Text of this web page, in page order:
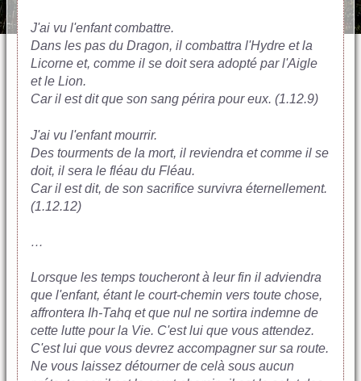
J'ai vu l'enfant combattre.
Dans les pas du Dragon, il combattra l'Hydre et la
Licorne et, comme il se doit sera adopté par l'Aigle
et le Lion.
Car il est dit que son sang périra pour eux. (1.12.9)
J'ai vu l'enfant mourrir.
Des tourments de la mort, il reviendra et comme il se
doit, il sera le fléau du Fléau.
Car il est dit, de son sacrifice survivra éternellement.
(1.12.12)
…
Lorsque les temps toucheront à leur fin il adviendra
que l'enfant, étant le court-chemin vers toute chose,
affrontera Ih-Tahq et que nul ne sortira indemne de
cette lutte pour la Vie. C'est lui que vous attendez.
C'est lui que vous devrez accompagner sur sa route.
Ne vous laissez détourner de celà sous aucun